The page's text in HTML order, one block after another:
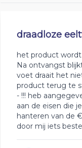
draadloze
het product wordt
Na ontvangst
voet draait het
product terug te
- !!! heb
aan de eisen die
hanteren van de
door mij iets